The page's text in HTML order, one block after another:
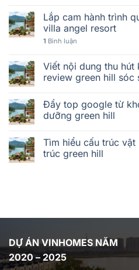
Lắp cam hành trình
villa angel resort
1 Bình luận
Viết nội dung thu hút
review green hill sóc
Đẩy top google từ
dưỡng green hill
Tìm hiểu cấu trúc
trúc green hill
DỰ ÁN VINHOMES NĂM
2020 – 2025